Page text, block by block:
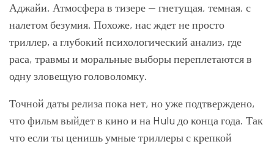
Аджайи. Атмосфера в тизере — гнетущая, темная, с
налетом безумия. Похоже, нас ждет не просто
триллер, а глубокий психологический анализ, где
раса, травмы и моральные выборы переплетаются в
одну зловещую головоломку.
Точной даты релиза пока нет, но уже подтверждено,
что фильм выйдет в кино и на Hulu до конца года. Так
что если ты ценишь умные триллеры с крепкой